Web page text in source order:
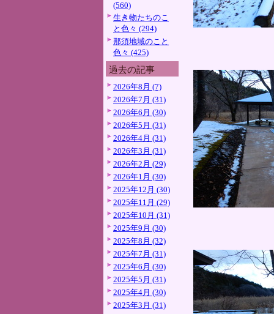
(560)
生き物たちのこ
と色々 (294)
那須地域のこと
色々 (425)
過去の記事
2026年8月 (7)
2026年7月 (31)
2026年6月 (30)
2026年5月 (31)
2026年4月 (31)
2026年3月 (31)
2026年2月 (29)
2026年1月 (30)
2025年12月 (30)
2025年11月 (29)
2025年10月 (31)
2025年9月 (30)
2025年8月 (32)
2025年7月 (31)
2025年6月 (30)
2025年5月 (31)
2025年4月 (30)
2025年3月 (31)